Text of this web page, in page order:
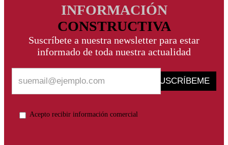
INFORMACIÓN
CONSTRUCTIVA
Suscríbete a nuestra newsletter para estar
informado de toda nuestra actualidad
SUSCRÍBEME
Acepto recibir información comercial